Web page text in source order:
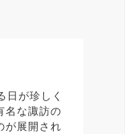
日が珍しく
名な諏訪の
が展開され